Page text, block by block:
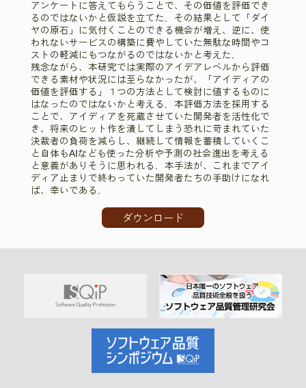
アンケートに答えてもらうことで、その価値を評価でき
るのではないかと仮説を立てた．その結果として「ダイ
ヤの原石」に気付くことのできる機会が増え、逆に、使
われないサービスの構築に費やしていた無駄な時間やコ
ストの軽減にもつながるのではないかと考えた．
残念ながら、本研究では実際のアイデアレベルから評価
できる素材や状況には至らなかったが、「アイディアの
価値を評価する」１つの方法として検討に値するものに
はなったのではないかと考える．本評価方法を採用する
ことで、アイディアを死蔵させていた開発者を活性化で
き、将来のヒット作を潰してしまう恐れに苛まれていた
決裁者の負荷を減らし、継続して情報を蓄積していくこ
と自体もAIなども使った分析や予測の社会進出を考える
と意義がありそうに思われる．本手法が、これまでアイ
ディア止まりで終わっていた開発者たちの手助けになれ
ば、幸いである．
ダウンロード